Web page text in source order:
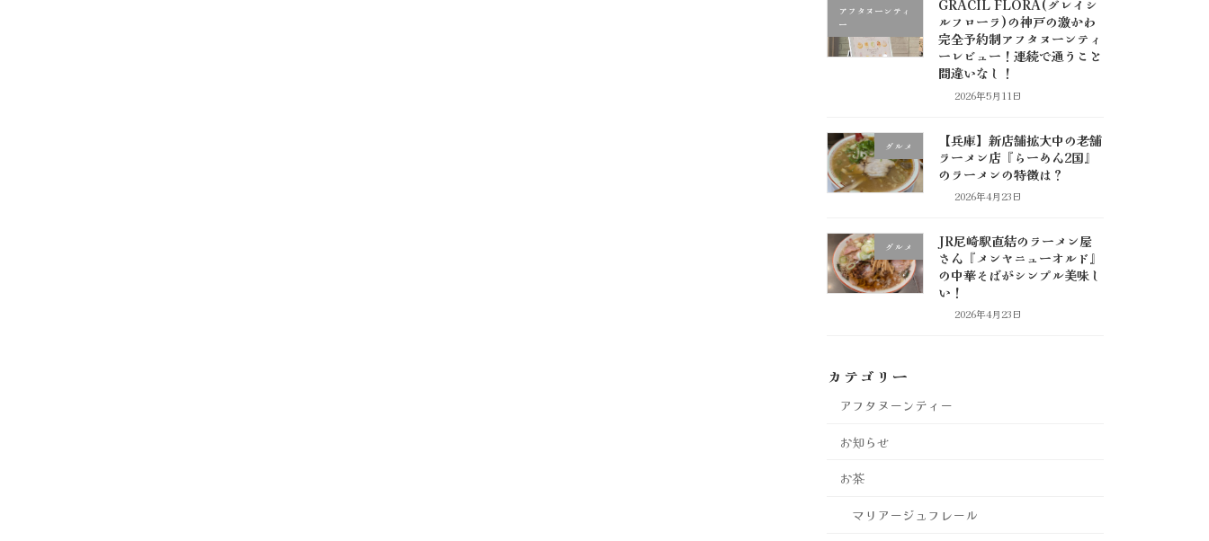
アフタヌーンティ
ー
GRACIL FLORA(グレイシ
ルフローラ)の神戸の激かわ
完全予約制アフタヌーンティ
ーレビュー！連続で通うこと
間違いなし！
2026年5月11日
グルメ
【兵庫】新店舗拡大中の老舗
ラーメン店『らーめん2国』
のラーメンの特徴は？
2026年4月23日
グルメ
JR尼崎駅直結のラーメン屋
さん『メンヤニューオルド』
の中華そばがシンプル美味し
い！
2026年4月23日
カテゴリー
アフタヌーンティー
お知らせ
お茶
マリアージュフレール